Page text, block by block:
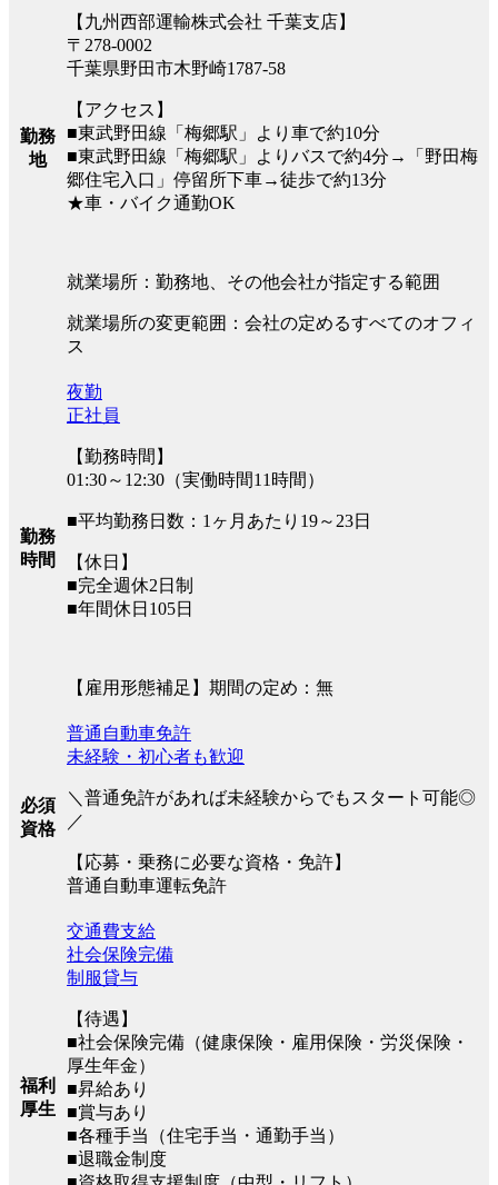
勤務
地
【九州西部運輸株式会社 千葉支店】
〒278-0002
千葉県野田市木野崎1787-58
【アクセス】
■東武野田線「梅郷駅」より車で約10分
■東武野田線「梅郷駅」よりバスで約4分→「野田梅
郷住宅入口」停留所下車→徒歩で約13分
★車・バイク通勤OK
就業場所：勤務地、その他会社が指定する範囲
就業場所の変更範囲：会社の定めるすべてのオフィ
ス
勤務
時間
夜勤
正社員
【勤務時間】
01:30～12:30（実働時間11時間）
■平均勤務日数：1ヶ月あたり19～23日
【休日】
■完全週休2日制
■年間休日105日
【雇用形態補足】期間の定め：無
必須
資格
普通自動車免許
未経験・初心者も歓迎
＼普通免許があれば未経験からでもスタート可能◎
／
【応募・乗務に必要な資格・免許】
普通自動車運転免許
福利
厚生
交通費支給
社会保険完備
制服貸与
【待遇】
■社会保険完備（健康保険・雇用保険・労災保険・
厚生年金）
■昇給あり
■賞与あり
■各種手当（住宅手当・通勤手当）
■退職金制度